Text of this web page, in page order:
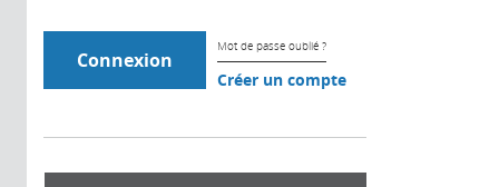
Mot de passe oublié ?
Créer un compte